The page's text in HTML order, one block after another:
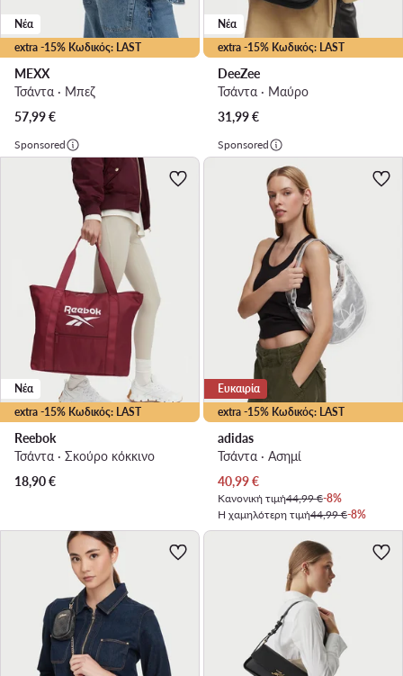
extra -15% Κωδικός: LAST
Νέα
MEXX
Τσάντα · Μπεζ
57,99€
extra -15% Κωδικός: LAST
Νέα
DeeZee
Τσάντα · Μαύρο
31,99€
Sponsored
extra -15% Κωδικός: LAST
Νέα
Reebok
Τσάντα · Σκούρο κόκκινο
18,90€
Sponsored
extra -15% Κωδικός: LAST
Ευκαιρία
adidas
Τσάντα · Ασημί
Τρέχουσα τιμή
40,99€
Κανονική τιμή44,99 €-8%
Η χαμηλότερη τιμή44,99 €-8%